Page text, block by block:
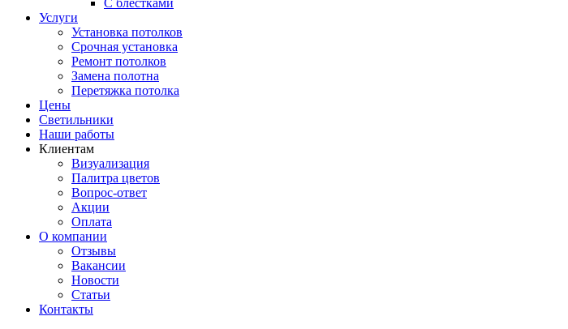
С блестками
Услуги
Установка потолков
Срочная установка
Ремонт потолков
Замена полотна
Перетяжка потолка
Цены
Светильники
Наши работы
Клиентам
Визуализация
Палитра цветов
Вопрос-ответ
Акции
Оплата
О компании
Отзывы
Вакансии
Новости
Статьи
Контакты